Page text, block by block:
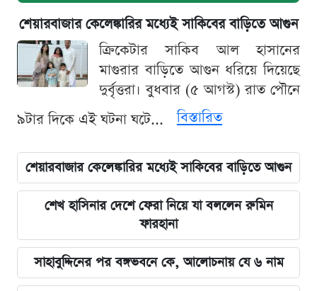
শেয়ারবাজার কেলেঙ্কারির মধ্যেই সাকিবের বাড়িতে আগুন
ক্রিকেটার সাকিব আল হাসানের
মাগুরার বাড়িতে আগুন ধরিয়ে দিয়েছে
দুর্বৃত্তরা। বুধবার (৫ আগস্ট) রাত পৌনে
৯টার দিকে এই ঘটনা ঘটে...
বিস্তারিত
শেয়ারবাজার কেলেঙ্কারির মধ্যেই সাকিবের বাড়িতে আগুন
শেখ হাসিনার দেশে ফেরা নিয়ে যা বললেন রুমিন
ফারহানা
সাহাবুদ্দিনের পর বঙ্গভবনে কে, আলোচনায় যে ৬ নাম